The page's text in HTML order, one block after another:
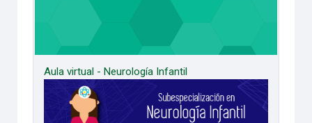
Aula virtual - Neurología Infantil